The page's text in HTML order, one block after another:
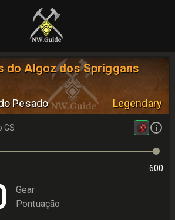
do Algoz dos Spriggans
Pesado Legendary
GS
600
Gear
Pontuação